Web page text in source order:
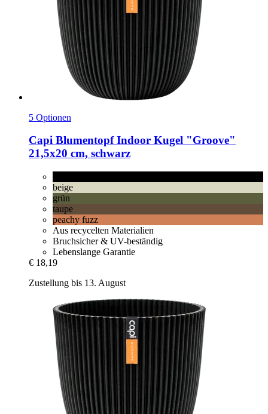
5 Optionen
Capi Blumentopf Indoor Kugel "Groove"
21,5x20 cm, schwarz
beige
grün
taupe
peachy fuzz
Aus recycelten Materialien
Bruchsicher & UV-beständig
Lebenslange Garantie
€ 18,19
Zustellung bis 13. August